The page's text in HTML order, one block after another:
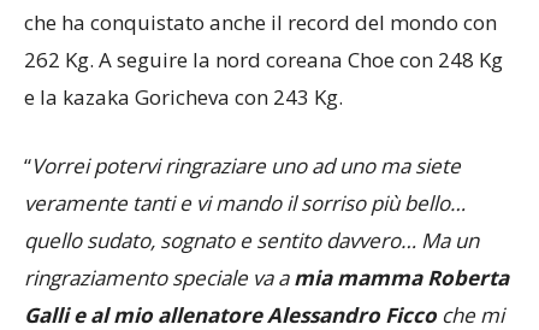
che ha conquistato anche il record del mondo con
262 Kg. A seguire la nord coreana Choe con 248 Kg
e la kazaka Goricheva con 243 Kg.
“Vorrei potervi ringraziare uno ad uno ma siete
veramente tanti e vi mando il sorriso più bello…
quello sudato, sognato e sentito davvero… Ma un
ringraziamento speciale va amia mamma Roberta
Galli e al mio allenatore Alessandro Ficco che mi